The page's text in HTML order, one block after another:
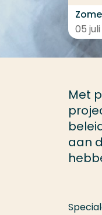
05
Met
aan